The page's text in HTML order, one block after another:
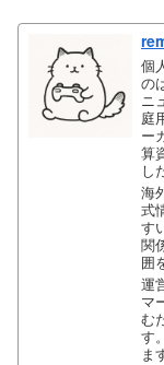
個
の
ニ
庭
ー
算
し
海
式
す
関
囲
運
マ
む
す
ま